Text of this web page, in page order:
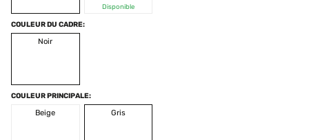
Disponible
COULEUR DU CADRE:
Noir
COULEUR PRINCIPALE:
Beige
Gris